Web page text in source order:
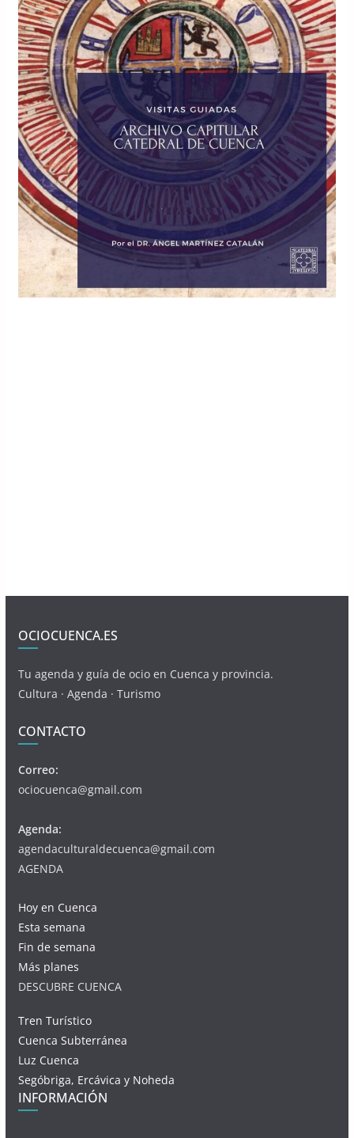
OCIOCUENCA.ES
Tu agenda y guía de ocio en Cuenca y provincia.
Cultura · Agenda · Turismo
CONTACTO
Correo:
ociocuenca@gmail.com
Agenda:
agendaculturaldecuenca@gmail.com
AGENDA
Hoy en Cuenca
Esta semana
Fin de semana
Más planes
DESCUBRE CUENCA
Tren Turístico
Cuenca Subterránea
Luz Cuenca
Segóbriga, Ercávica y Noheda
INFORMACIÓN